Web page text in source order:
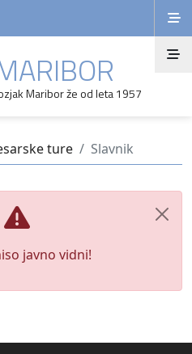
Maribor že od leta 1957
ture Slavnik
javno vidni!